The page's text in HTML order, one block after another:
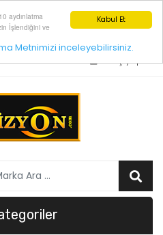
Kabul Et
aydınlatma
İşlendiğini ve
Metnimizi inceleyebilirsiniz.
Giriş yap